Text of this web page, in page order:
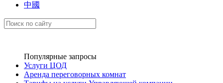
中國
Популярные запросы
Услуги ЦОД
Аренда переговорных комнат